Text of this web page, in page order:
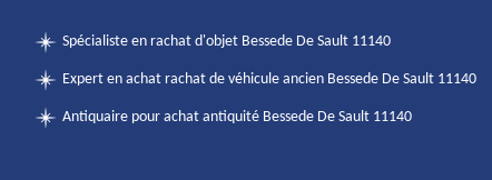
Spécialiste en rachat d'objet Bessede De Sault 11140
Expert en achat rachat de véhicule ancien Bessede De Sault 11140
Antiquaire pour achat antiquité Bessede De Sault 11140